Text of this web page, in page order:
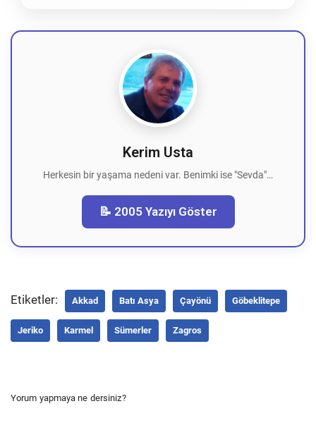
Kerim Usta
Herkesin bir yaşama nedeni var. Benimki ise "Sevda"…
📝 2005 Yazıyı Göster
Etiketler: Akkad Batı Asya Çayönü Göbeklitepe
Jeriko Karmel Sümerler Zagros
Yorum yapmaya ne dersiniz?